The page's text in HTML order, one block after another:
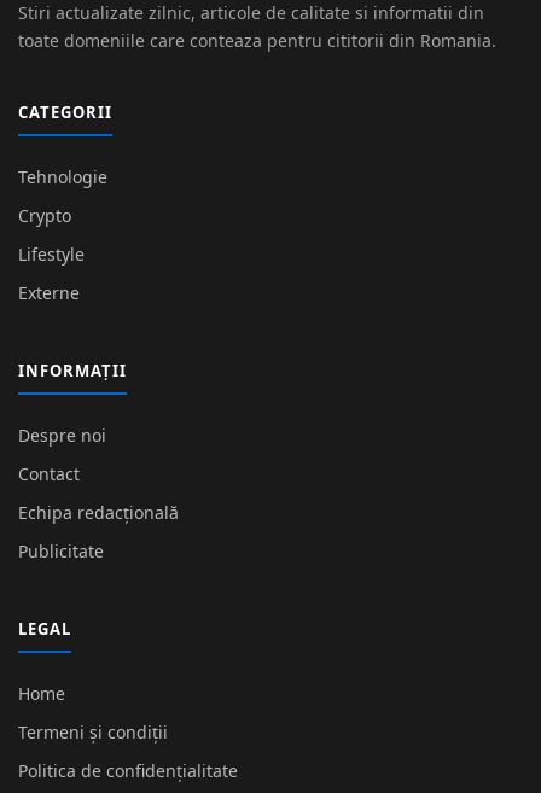
Stiri actualizate zilnic, articole de calitate si informatii din
toate domeniile care conteaza pentru cititorii din Romania.
CATEGORII
Tehnologie
Crypto
Lifestyle
Externe
INFORMAȚII
Despre noi
Contact
Echipa redacțională
Publicitate
LEGAL
Home
Termeni și condiții
Politica de confidențialitate